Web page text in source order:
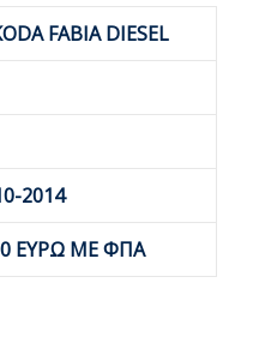
FABIA DIESEL
2014
ΕΥΡΩ ΜΕ ΦΠΑ